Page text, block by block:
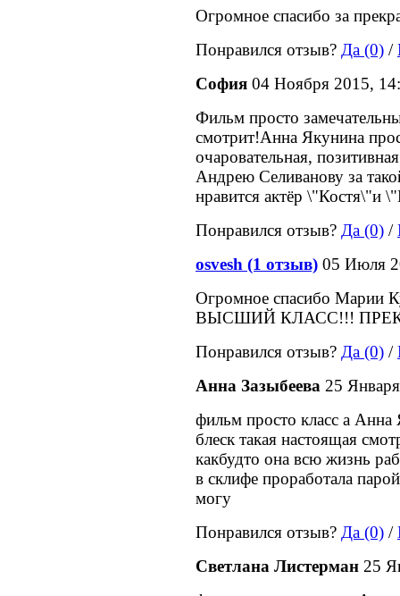
Огромное спасибо за
Понравился отзыв? Да (0) /
София 04 Ноября 2015,
Фильм просто
смотрит!Анна Якунина
очаровательная,
Андрею Селиванову за
нравится актёр \"Костя\"и
Понравился отзыв? Да (0) /
osvesh (1 отзыв) 05 Июля
Огромное спасибо Марии
ВЫСШИЙ КЛАСС!!!
Понравился отзыв? Да (0) /
Анна Зазыбеева 25
фильм просто класс а
блеск такая настоящая
какбудто она всю жизнь
в склифе проработала
могу
Понравился отзыв? Да (0) /
Светлана Листерман 25